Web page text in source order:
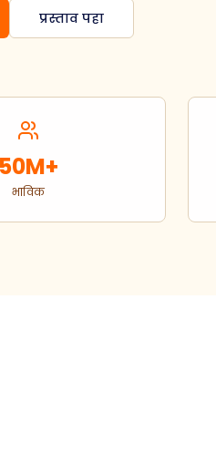
प्रस्ताव पहा
50M+
भाविक